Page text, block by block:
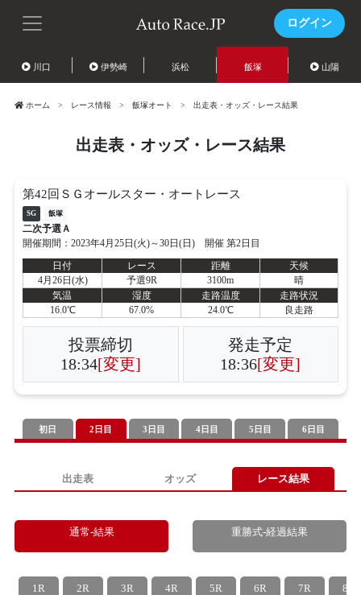
ログイン
川口 伊勢崎 浜松 飯塚 山陽
ホーム レース情報 飯塚オート 出走表・オッズ・レース結果
出走表・オッズ・レース結果
第42回ＳＧオールスター・オートレース
SG 飯塚
二次予選Ａ
開催期間：2023年4月25日(火)～30日(日) 開催 第2日目
日付
レース 距離
天候
4月26日(水)
予選9R 3100m
晴
気温
湿度 走路温度
走路状況
16.0℃
67.0% 24.0℃ 良走路
投票締切
18:34[変更]
発走予定
18:36[変更]
初日 2日目 3日目 4日目 5日目 6日目
出走表 オッズ レース結果
通常-結果 重勝式-経過結果
1R 2R 3R 4R 5R 6R 7R 8R